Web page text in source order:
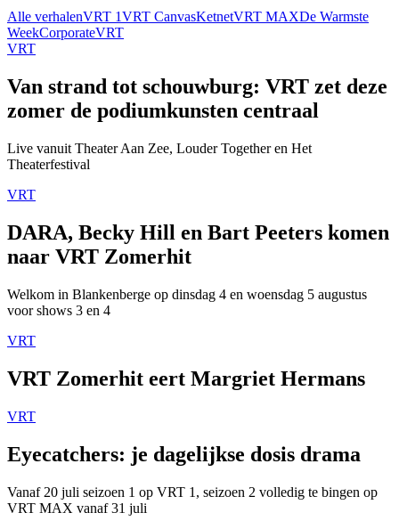
Alle verhalenVRT 1VRT CanvasKetnetVRT MAXDe Warmste
WeekCorporateVRT
VRT
Van strand tot schouwburg: VRT zet deze
zomer de podiumkunsten centraal
Live vanuit Theater Aan Zee, Louder Together en Het
Theaterfestival
VRT
DARA, Becky Hill en Bart Peeters komen
naar VRT Zomerhit
Welkom in Blankenberge op dinsdag 4 en woensdag 5 augustus
voor shows 3 en 4
VRT
VRT Zomerhit eert Margriet Hermans
VRT
Eyecatchers: je dagelijkse dosis drama
Vanaf 20 juli seizoen 1 op VRT 1, seizoen 2 volledig te bingen op
VRT MAX vanaf 31 juli